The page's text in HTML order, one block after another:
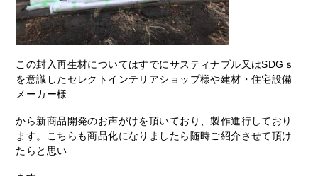
この封入再生材についてはすでにサスティナブル又はSDGｓ
を意識したセレクトインテリアショップ様や建材・住宅設備
メーカー様
から新商品開発のお声がけを頂いており、製作進行しており
ます。こちらも商品化になりましたら随時ご紹介させて頂け
たらと思い